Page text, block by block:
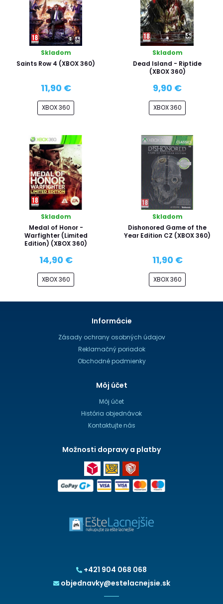
Skladom
Saints Row 4 (XBOX 360)
11,90 €
XBOX 360
Skladom
Dead Island - Riptide
(XBOX 360)
9,90 €
XBOX 360
Skladom
Medal of Honor -
Warfighter (Limited
Edition) (XBOX 360)
14,90 €
XBOX 360
Skladom
Dishonored Game of the
Year Edition CZ (XBOX 360)
11,90 €
XBOX 360
+421 904 068 068
objednavky@estelacnejsie.sk
Informácie
Zásady ochrany osobných údajov
Reklamačný poriadok
Obchodné podmienky
Môj účet
Môj účet
História objednávok
Kontaktujte nás
Možnosti dopravy a platby